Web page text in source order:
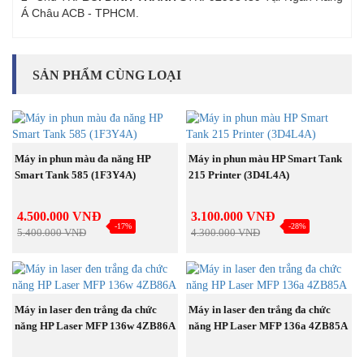
Á Châu ACB - TPHCM.
SẢN PHẨM CÙNG LOẠI
MUA NGAY
Máy in phun màu đa năng HP
Smart Tank 585 (1F3Y4A)
4.500.000 VNĐ
5.400.000 VNĐ
-17%
MUA NGAY
Máy in phun màu HP Smart Tank
215 Printer (3D4L4A)
3.100.000 VNĐ
4.300.000 VNĐ
-28%
MUA NGAY
Máy in laser đen trắng đa chức
năng HP Laser MFP 136w 4ZB86A
MUA NGAY
Máy in laser đen trắng đa chức
năng HP Laser MFP 136a 4ZB85A